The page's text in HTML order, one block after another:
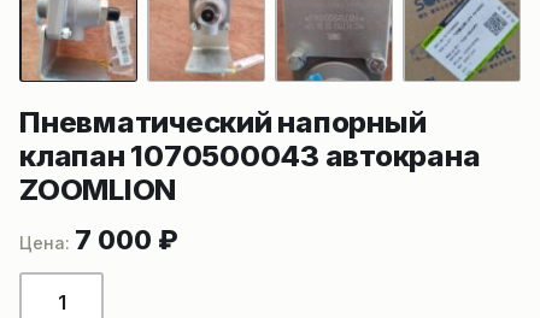
Пневматический напорный
клапан 1070500043 автокрана
ZOOMLION
7 000 ₽